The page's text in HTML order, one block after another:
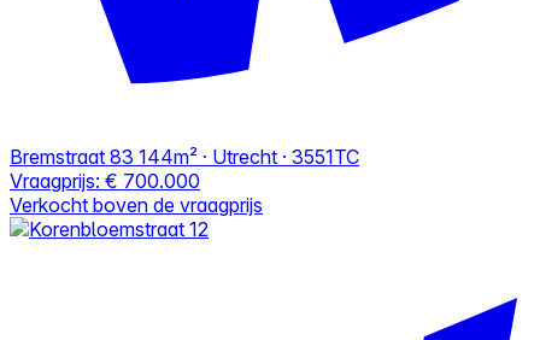
Bremstraat 83 144m² · Utrecht · 3551TC
Vraagprijs: € 700.000
Verkocht boven de vraagprijs